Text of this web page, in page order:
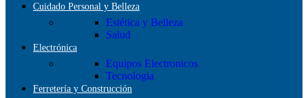
Cuidado Personal y Belleza
Estética y Belleza
Salud
Electrónica
Equipos Electronicos
Tecnologia
Ferretería y Construcción